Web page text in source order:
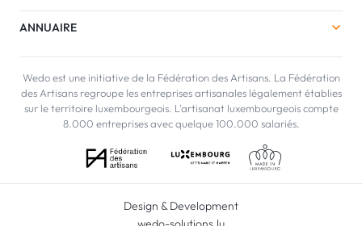
ANNUAIRE
Wedo est une initiative de la Fédération des Artisans. La Fédération
des Artisans regroupe les entreprises artisanales légalement établies
sur le territoire luxembourgeois. L'artisanat luxembourgeois compte
8.000 entreprises avec quelque 100.000 salariés.
Design & Development